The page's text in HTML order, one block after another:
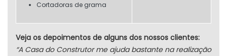
Cortadoras de grama
Veja os depoimentos de alguns dos nossos clientes:
“A Casa do Construtor me ajuda bastante na realização